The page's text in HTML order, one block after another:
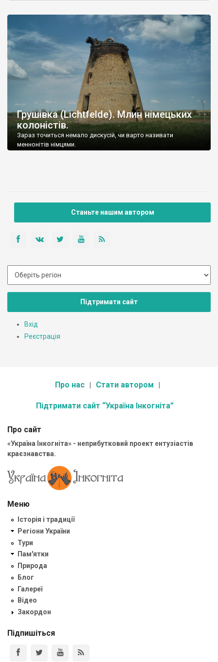
належали ногайцям та іншим ордам.
Грушівка (Lichtfelde). Млин німецьких
колоністів.
Зараз точиться немало дискусій, чи варто називати
меннонітів німцями.
Станьте нашим автором
Підтримати сайт
Вхід
Реєстрація
Про нас Стати автором
Підтримати сайт “Україна Інкогніта”
Про сайт
«Україна Інкогніта» - неприбутковий проект ентузіастів
краєзнавства.
Меню
Історія і традиції
Регіони України
Тури
Пам'ятки
Природа
Блог
Галереї
Відео
Закордон
Підпишіться